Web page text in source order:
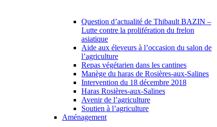
Question d’actualité de Thibault BAZIN –
Lutte contre la prolifération du frelon
asiatique
Aide aux éleveurs à l’occasion du salon de
l’agriculture
Repas végétarien dans les cantines
Manège du haras de Rosières-aux-Salines
Intervention du 18 décembre 2018
Haras Rosières-aux-Salines
Avenir de l’agriculture
Soutien à l’agriculture
Aménagement